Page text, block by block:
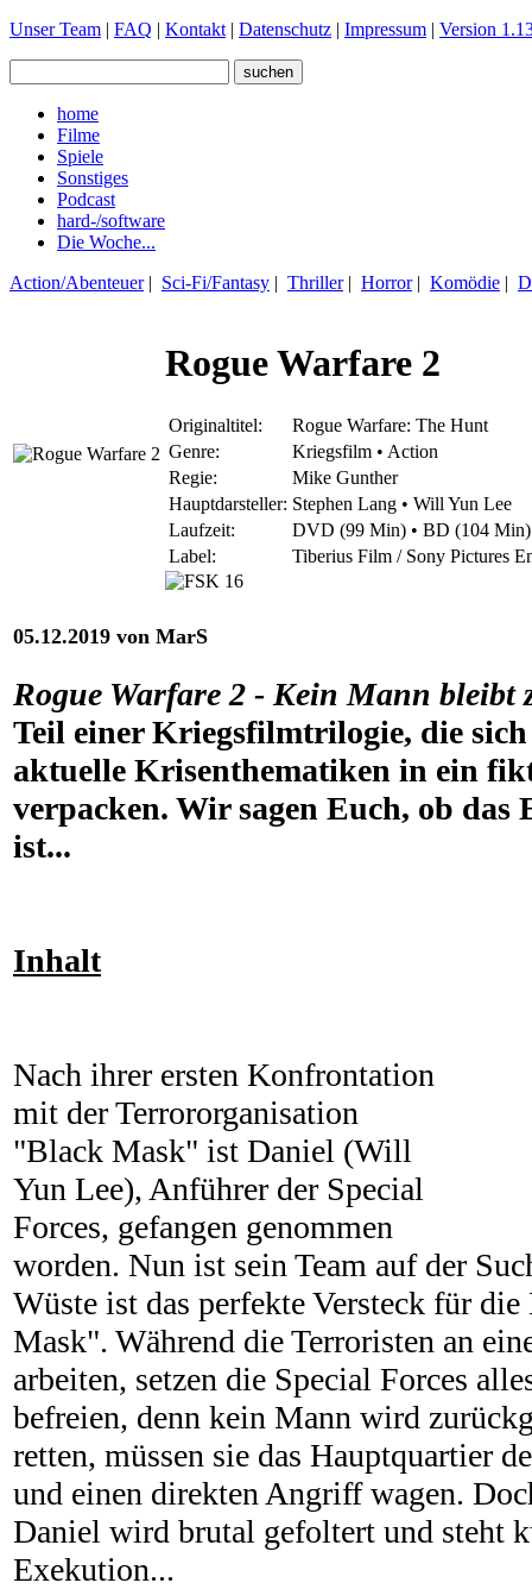
Unser Team | FAQ | Kontakt | Datenschutz | Impressum | Version
home
Filme
Spiele
Sonstiges
Podcast
hard-/software
Die Woche...
Action/Abenteuer| Sci-Fi/Fantasy | Thriller| Horror| Komödie |
Rogue Warfare 2
Originaltitel:
Rogue Warfare: The Hunt
Genre:
Kriegsfilm • Action
Regie:
Mike Gunther
Hauptdarsteller: Stephen Lang • Will Yun Lee
Laufzeit:
DVD (99 Min) • BD (104 Min)
Label:
Tiberius Film / Sony Pictures
05.12.2019 von MarS
Rogue Warfare 2 - Kein Mann bleibt
Teil einer Kriegsfilmtrilogie, die
aktuelle Krisenthematiken in ein
verpacken. Wir sagen Euch, ob das
ist...
Inhalt
Nach ihrer ersten Konfrontation
mit der Terrororganisation
"Black Mask" ist Daniel (Will
Yun Lee), Anführer der Special
Forces, gefangen genommen
worden. Nun ist sein Team auf der
Wüste ist das perfekte Versteck für
Mask". Während die Terroristen an
arbeiten, setzen die Special Forces
befreien, denn kein Mann wird
retten, müssen sie das Hauptquartier
und einen direkten Angriff wagen.
Daniel wird brutal gefoltert und steht
Exekution...